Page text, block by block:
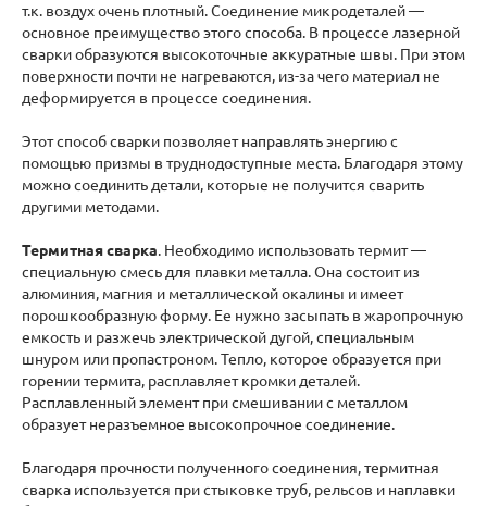
т.к. воздух очень плотный. Соединение микродеталей —
основное преимущество этого способа. В процессе лазерной
сварки образуются высокоточные аккуратные швы. При этом
поверхности почти не нагреваются, из-за чего материал не
деформируется в процессе соединения.
Этот способ сварки позволяет направлять энергию с
помощью призмы в труднодоступные места. Благодаря этому
можно соединить детали, которые не получится сварить
другими методами.
Термитная сварка. Необходимо использовать термит —
специальную смесь для плавки металла. Она состоит из
алюминия, магния и металлической окалины и имеет
порошкообразную форму. Ее нужно засыпать в жаропрочную
емкость и разжечь электрической дугой, специальным
шнуром или пропастроном. Тепло, которое образуется при
горении термита, расплавляет кромки деталей.
Расплавленный элемент при смешивании с металлом
образует неразъемное высокопрочное соединение.
Благодаря прочности полученного соединения, термитная
сварка используется при стыковке труб, рельсов и наплавки